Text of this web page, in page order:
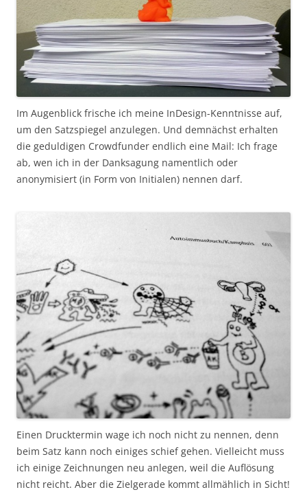
Im Augenblick frische ich meine InDesign-Kenntnisse auf,
um den Satzspiegel anzulegen. Und demnächst erhalten
die geduldigen Crowdfunder endlich eine Mail: Ich frage
ab, wen ich in der Danksagung namentlich oder
anonymisiert (in Form von Initialen) nennen darf.
Einen Drucktermin wage ich noch nicht zu nennen, denn
beim Satz kann noch einiges schief gehen. Vielleicht muss
ich einige Zeichnungen neu anlegen, weil die Auflösung
nicht reicht. Aber die Zielgerade kommt allmählich in Sicht!